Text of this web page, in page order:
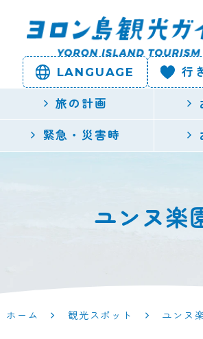
ヨロ
観光
ド |
端の与
光サ
LANGUAGE 行
旅の計画
緊急・災害時
ユンヌ楽
ホーム 観光スポット ユンヌ